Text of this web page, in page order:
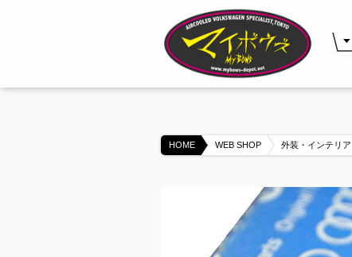
HOME WEB SHOP 外装・インテリア